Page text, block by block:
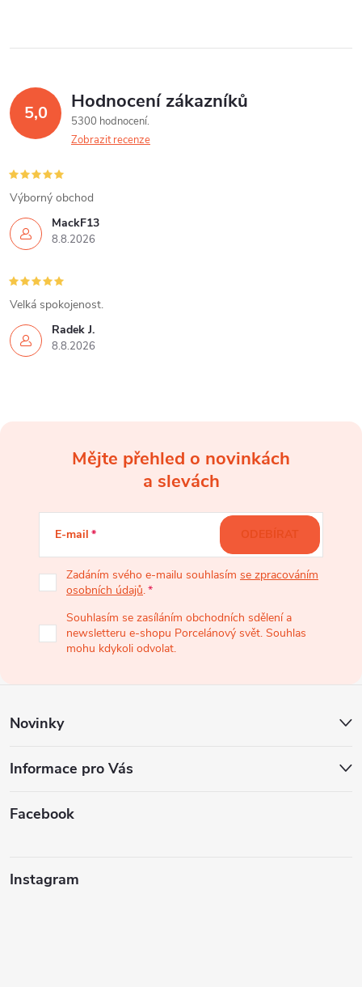
5,0 Hodnocení zákazníků
5300 hodnocení
Zobrazit recenze
MackF13
8.8.2026
Výborný obchod
Radek J.
8.8.2026
Velká spokojenost.
í
Mějte přehled o novinkách
a slevách
E-mail
Zadáním svého e-mailu souhlasím se zpracováním
osobních údajů.
Souhlasím se zasíláním obchodních sdělení a
newsletteru e-shopu Porcelánový svět. Souhlas
mohu kdykoli odvolat.
ODEBÍRAT
Novinky
Informace pro Vás
Facebook
Instagram